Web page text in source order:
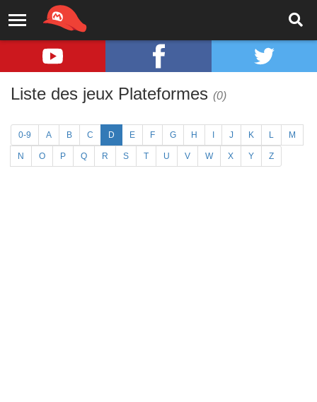
Liste des jeux Plateformes (0)
0-9 A B C D E F G H J K L M
N O P Q R S T U V W X Y Z